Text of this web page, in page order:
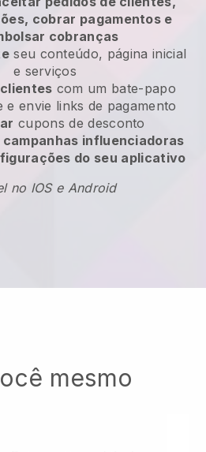
cobrar pagamentos e
cobranças
seu conteúdo, página inicial
e serviços
com um bate-papo
e envie links de pagamento
cupons de desconto
campanhas influenciadoras
do seu aplicativo
no IOS e Android
mesmo